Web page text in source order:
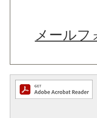
メール